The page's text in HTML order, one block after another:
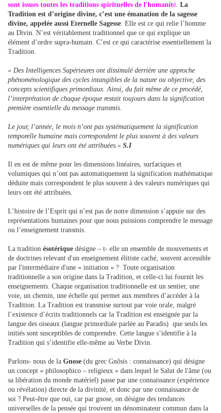
sont issues toutes les traditions spirituelles de l'humanité. La
Tradition est d’origine divine, c’est une émanation de la sagesse
divine, appelée aussi Eternelle Sagesse. Elle est ce qui relie l’homme
au Divin. N’est véritablement traditionnel que ce qui explique un
élément d’ordre supra-humain. C’est ce qui caractérise essentiellement la
Tradition.
« Des Intelligences Supérieures ont dissimulé derrière une approche
phénoménologique des cycles intangibles de la nature ou objective, des
concepts scientifiques primordiaux. Ainsi, du fait même de ce procédé,
l’interprétation de chaque époque restait toujours dans la signification
première essentielle du message transmis.
Le jour, l’année, le mois n’ont pas systématiquement la signification
temporelle humaine mais correspondent le plus souvent à des valeurs
numériques qui leurs ont été attribuées.» S.I
Il en est de même pour les dimensions linéaires, surfaciques et
volumiques qui n’ont pas automatiquement la signification mathématique
déduite mais correspondent le plus souvent à des valeurs numériques qui
leurs ont été attribuées.
L’histoire de l’Esprit qui n’est pas de notre dimension s’appuie sur des
représentations humaines pour que nous puissions comprendre le message
ou l’enseignement transmis.
La tradition ésotérique désigne – t- elle un ensemble de mouvements et
de doctrines relevant d'un enseignement élitiste caché, souvent accessible
par l'intermédiaire d'une « initiation » ? Toute organisation
traditionnelle a son origine dans la Tradition, et celle-ci lui fournit les
enseignements. Chaque organisation traditionnelle est un sentier, une
voie, un chemin, une échelle qui permet aux membres d’accéder à la
Tradition. La Tradition est transmise surtout par voie orale, malgré
l’existence d’écrits traditionnels car la Tradition est enseignée par la
langue des oiseaux (langue primordiale parlée au Paradis) que seuls les
initiés sont susceptibles de comprendre. Cette langue s’identifie à la
Tradition qui s’identifie elle-même au Verbe Divin.
Parlons- nous de la Gnose (du grec Gnôsis : connaissance) qui désigne
un concept « philosophico – religieux » dans lequel le Salut de l'âme (ou
sa libération du monde matériel) passe par une connaissance (expérience
ou révélation) directe de la divinité, et donc par une connaissance de
soi ? Peut-être que oui, car par gnose, on désigne des tendances
universelles de la pensée qui trouvent un dénominateur commun dans la